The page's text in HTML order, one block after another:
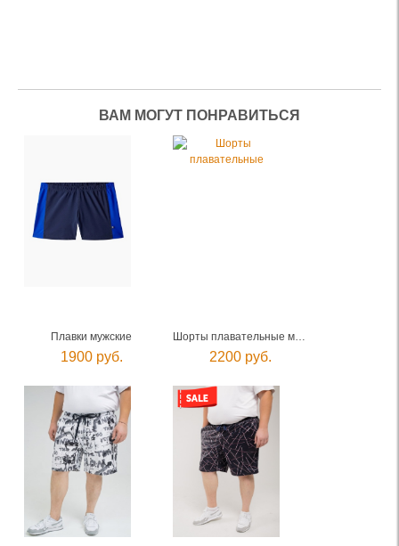
ВАМ МОГУТ ПОНРАВИТЬСЯ
Плавки мужские
1900 руб.
Шорты плавательные мужские
2200 руб.